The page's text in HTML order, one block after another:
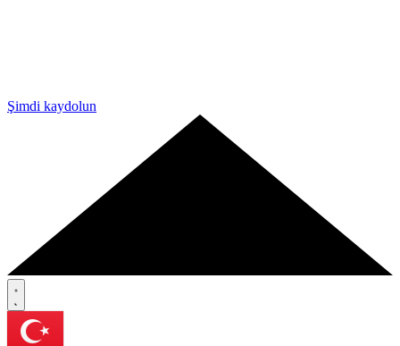
Şimdi kaydolun